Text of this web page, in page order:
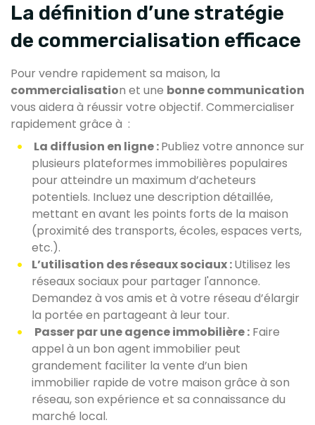
La définition d’une stratégie
de commercialisation efficace
Pour vendre rapidement sa maison, la
commercialisation et une bonne communication
vous aidera à réussir votre objectif. Commercialiser
rapidement grâce à :
La diffusion en ligne :Publiez votre annonce sur
plusieurs plateformes immobilières populaires
pour atteindre un maximum d’acheteurs
potentiels. Incluez une description détaillée,
mettant en avant les points forts de la maison
(proximité des transports, écoles, espaces verts,
etc.).
L’utilisation des réseaux sociaux :Utilisez les
réseaux sociaux pour partager l'annonce.
Demandez à vos amis et à votre réseau d’élargir
la portée en partageant à leur tour.
Passer par une agence immobilière : Faire
appel à un bon agent immobilier peut
grandement faciliter la vente d’un bien
immobilier rapide de votre maison grâce à son
réseau, son expérience et sa connaissance du
marché local.